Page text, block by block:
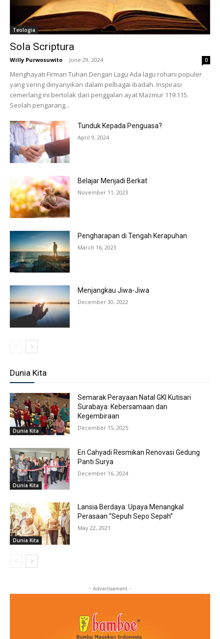
Teologia
Sola Scriptura
Willy Purwosuwito - June 29, 2024 0
Menghayati Firman Tuhan Dengan Lagu Ada lagu rohani populer
yang sering dinyanyikan dalam pelbagai ibadah. Inspirasi
cemerlang ini bertolak dari penggalan ayat Mazmur 119:115.
Seolah pengarang...
Tunduk Kepada Penguasa?
April 9, 2024
Belajar Menjadi Berkat
November 11, 2023
Pengharapan di Tengah Kerapuhan
March 16, 2023
Menjangkau Jiwa-Jiwa
December 30, 2022
Dunia Kita
Dunia Kita
Semarak Perayaan Natal GKI Kutisari
Surabaya: Kebersamaan dan
Kegembiraan
December 15, 2025
Dunia Kita
Eri Cahyadi Resmikan Renovasi Gedung
Panti Surya
December 16, 2024
Dunia Kita
Lansia Berdaya: Upaya Menangkal
Perasaan “Sepuh Sepo Sepah”
May 22, 2021
- Advertisement -